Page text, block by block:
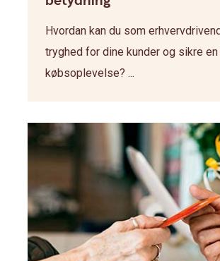
Hvordan kan du som
tryghed for dine kunder og sikre
købsoplevelse? ...